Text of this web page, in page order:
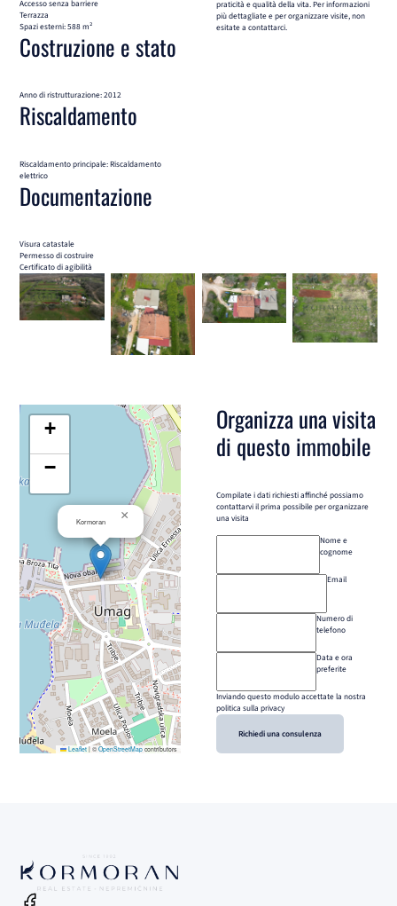
Accesso senza barriere
Terrazza
Spazi esterni: 588 m²
Costruzione e stato
Anno di ristrutturazione: 2012
Riscaldamento
Riscaldamento principale: Riscaldamento
elettrico
Documentazione
Visura catastale
Permesso di costruire
Certificato di agibilità
praticità e qualità della vita. Per informazioni
più dettagliate e per organizzare visite, non
esitate a contattarci.
Kormoran ×
+
−
Leaflet |© OpenStreetMapcontributors
Organizza una visita
di questo immobile
Compilate i dati richiesti affinché possiamo
contattarvi il prima possibile per organizzare
una visita
Nome e
cognome
Email
Numero di
telefono
Data e ora
preferite
Inviando questo modulo accettate la nostra
politica sulla privacy
Richiedi una consulenza